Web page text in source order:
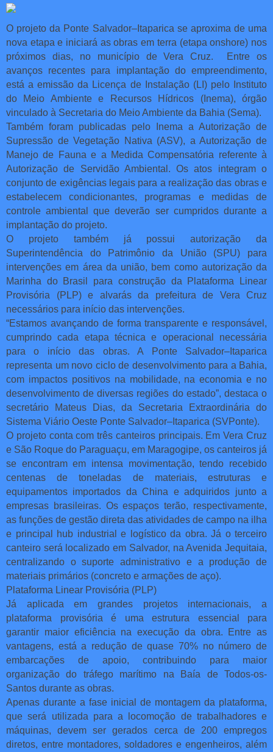
O projeto da Ponte Salvador–Itaparica se aproxima de uma
nova etapa e iniciará as obras em terra (etapa onshore) nos
próximos dias, no município de Vera Cruz. Entre os
avanços recentes para implantação do empreendimento,
está a emissão da Licença de Instalação (LI) pelo Instituto
do Meio Ambiente e Recursos Hídricos (Inema), órgão
vinculado à Secretaria do Meio Ambiente da Bahia (Sema).
Também foram publicadas pelo Inema a Autorização de
Supressão de Vegetação Nativa (ASV), a Autorização de
Manejo de Fauna e a Medida Compensatória referente à
Autorização de Servidão Ambiental. Os atos integram o
conjunto de exigências legais para a realização das obras e
estabelecem condicionantes, programas e medidas de
controle ambiental que deverão ser cumpridos durante a
implantação do projeto.
O projeto também já possui autorização da
Superintendência do Patrimônio da União (SPU) para
intervenções em área da união, bem como autorização da
Marinha do Brasil para construção da Plataforma Linear
Provisória (PLP) e alvarás da prefeitura de Vera Cruz
necessários para início das intervenções.
“Estamos avançando de forma transparente e responsável,
cumprindo cada etapa técnica e operacional necessária
para o início das obras. A Ponte Salvador–Itaparica
representa um novo ciclo de desenvolvimento para a Bahia,
com impactos positivos na mobilidade, na economia e no
desenvolvimento de diversas regiões do estado”, destaca o
secretário Mateus Dias, da Secretaria Extraordinária do
Sistema Viário Oeste Ponte Salvador–Itaparica (SVPonte).
O projeto conta com três canteiros principais. Em Vera Cruz
e São Roque do Paraguaçu, em Maragogipe, os canteiros já
se encontram em intensa movimentação, tendo recebido
centenas de toneladas de materiais, estruturas e
equipamentos importados da China e adquiridos junto a
empresas brasileiras. Os espaços terão, respectivamente,
as funções de gestão direta das atividades de campo na ilha
e principal hub industrial e logístico da obra. Já o terceiro
canteiro será localizado em Salvador, na Avenida Jequitaia,
centralizando o suporte administrativo e a produção de
materiais primários (concreto e armações de aço).
Plataforma Linear Provisória (PLP)
Já aplicada em grandes projetos internacionais, a
plataforma provisória é uma estrutura essencial para
garantir maior eficiência na execução da obra. Entre as
vantagens, está a redução de quase 70% no número de
embarcações de apoio, contribuindo para maior
organização do tráfego marítimo na Baía de Todos-os-
Santos durante as obras.
Apenas durante a fase inicial de montagem da plataforma,
que será utilizada para a locomoção de trabalhadores e
máquinas, devem ser gerados cerca de 200 empregos
diretos, entre montadores, soldadores e engenheiros, além